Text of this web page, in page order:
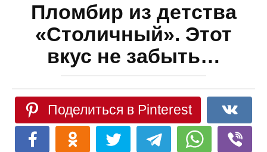
Пломбир из детства
«Столичный». Этот
вкус не забыть…
Поделиться в Pinterest